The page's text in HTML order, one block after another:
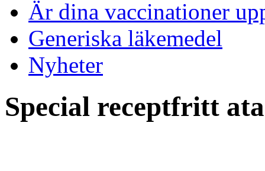
Är dina vaccinationer
Generiska läkemedel
Nyheter
Special receptfritt